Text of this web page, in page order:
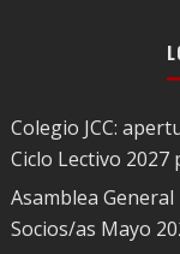
Colegio JCC:
Ciclo Lectivo 2027
Asamblea
Socios/as Mayo